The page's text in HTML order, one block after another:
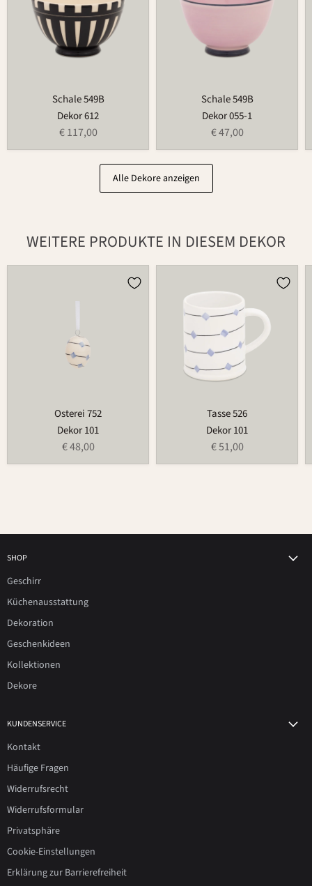
Schale 549B
Dekor 612
€ 117,00
Schale 549B
Dekor 055-1
€ 47,00
Alle Dekore anzeigen
WEITERE PRODUKTE IN DIESEM DEKOR
Osterei 752
Dekor 101
€ 48,00
Tasse 526
Dekor 101
€ 51,00
SHOP
Geschirr
Küchenausstattung
Dekoration
Geschenkideen
Kollektionen
Dekore
KUNDENSERVICE
Kontakt
Häufige Fragen
Widerrufsrecht
Widerrufsformular
Privatsphäre
Cookie-Einstellungen
Erklärung zur Barrierefreiheit